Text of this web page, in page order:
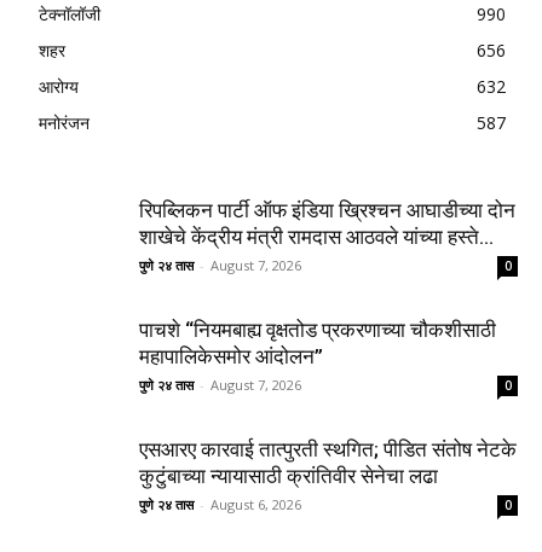
टेक्नॉलॉजी
990
शहर
656
आरोग्य
632
मनोरंजन
587
रिपब्लिकन पार्टी ऑफ इंडिया ख्रिश्चन आघाडीच्या दोन
शाखेचे केंद्रीय मंत्री रामदास आठवले यांच्या हस्ते...
पुणे २४ तास - August 7, 2026 0
पाचशे “नियमबाह्य वृक्षतोड प्रकरणाच्या चौकशीसाठी
महापालिकेसमोर आंदोलन”
पुणे २४ तास - August 7, 2026 0
एसआरए कारवाई तात्पुरती स्थगित; पीडित संतोष नेटके
कुटुंबाच्या न्यायासाठी क्रांतिवीर सेनेचा लढा
पुणे २४ तास - August 6, 2026 0